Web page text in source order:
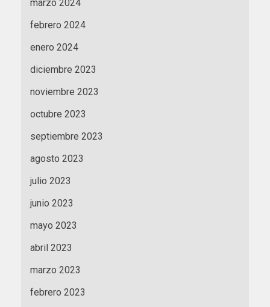
marzo 2024
febrero 2024
enero 2024
diciembre 2023
noviembre 2023
octubre 2023
septiembre 2023
agosto 2023
julio 2023
junio 2023
mayo 2023
abril 2023
marzo 2023
febrero 2023